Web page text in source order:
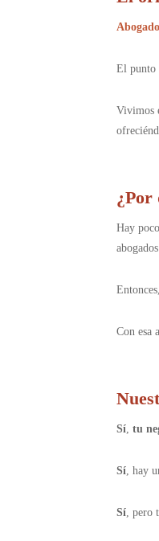
El punto
Vivimos
¿Por
Hay
Con esa
Sí, tu
Sí, hay
Sí, pero